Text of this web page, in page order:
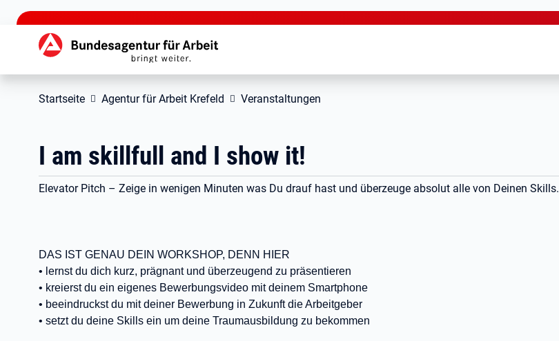
zu den Hauptinhalten springen
Hauptnavigation
Startseite Agentur für Arbeit Krefeld Veranstaltungen
I am skillfull and I show it!
Elevator Pitch – Zeige in wenigen Minuten was Du drauf hast und überzeuge absolut alle von Deinen Skills.
DAS IST GENAU DEIN WORKSHOP, DENN HIER
• lernst du dich kurz, prägnant und überzeugend zu präsentieren
• kreierst du ein eigenes Bewerbungsvideo mit deinem Smartphone
• beeindruckst du mit deiner Bewerbung in Zukunft die Arbeitgeber
• setzt du deine Skills ein um deine Traumausbildung zu bekommen